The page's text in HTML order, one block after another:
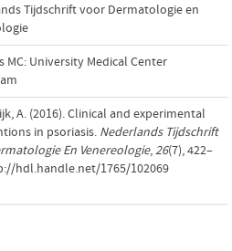
Tijdschrift voor Dermatologie en
MC: University Medical Center
A. (2016). Clinical and experimental
in psoriasis. Nederlands Tijdschrift
En Venereologie,26(7), 422–
hdl.handle.net/1765/102069